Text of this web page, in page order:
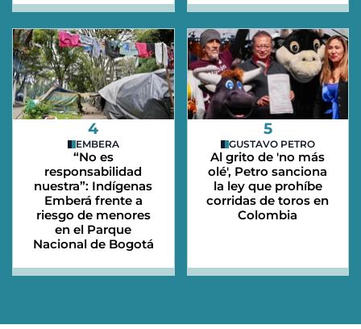
4
EMBERA
“No es
responsabilidad
nuestra”: Indígenas
Emberá frente a
riesgo de menores
en el Parque
Nacional de Bogotá
5
GUSTAVO PETRO
Al grito de 'no más
olé', Petro sanciona
la ley que prohíbe
corridas de toros en
Colombia